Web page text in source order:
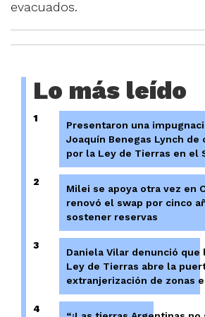
evacuados.
Lo más leído
1
Presentaron una
Joaquín Benegas Lynch de
por la Ley de Tierras en el
2
Milei se apoya otra vez en
renovó el swap por cinco
sostener reservas
3
Daniela Vilar denunció
Ley de Tierras abre la
extranjerización de zonas
4